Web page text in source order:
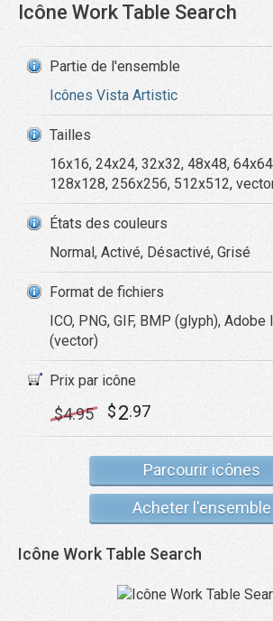
Icône Work Table Search
Partie de l'ensemble
Icônes Vista Artistic
Tailles
16x16, 24x24, 32x32, 48x48,
128x128, 256x256, 512x512,
États des couleurs
Normal, Activé, Désactivé, Grisé
Format de fichiers
ICO, PNG, GIF, BMP (glyph),
(vector)
Prix par icône
$4.95 $2.97
Parcourir icônes
Acheter l'ensemble
Icône Work Table Search